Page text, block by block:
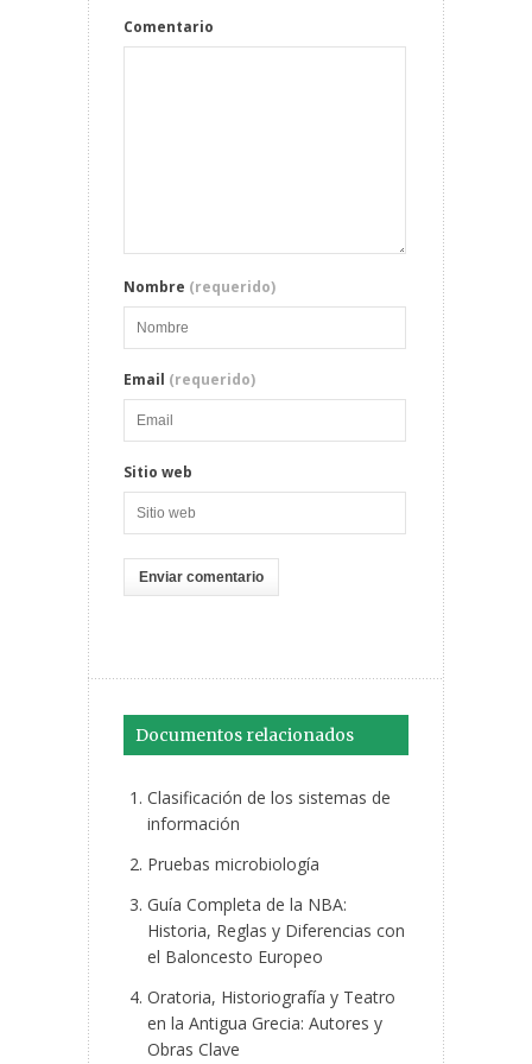
Comentario
Nombre (requerido)
Email (requerido)
Sitio web
Documentos relacionados
Clasificación de los sistemas de
información
Pruebas microbiología
Guía Completa de la NBA:
Historia, Reglas y Diferencias con
el Baloncesto Europeo
Oratoria, Historiografía y Teatro
en la Antigua Grecia: Autores y
Obras Clave